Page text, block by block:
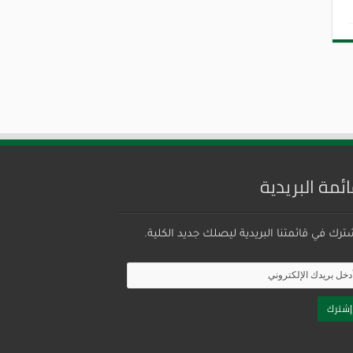
البريدية
في قائمتنا البريدية ليصلك جديد الكلية.